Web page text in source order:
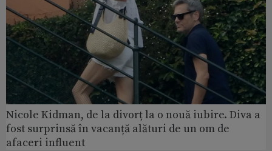
Nicole Kidman, de la divorț la o nouă iubire. Diva a
fost surprinsă în vacanță alături de un om de
afaceri influent